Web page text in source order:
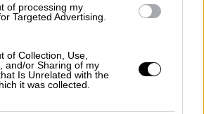
of processing my
Targeted Advertising.
of Collection, Use,
and/or Sharing of my
Is Unrelated with the
it was collected.
από πιστευτούς
άτομα και όχι
αστέρες που
συνηθισμένους».